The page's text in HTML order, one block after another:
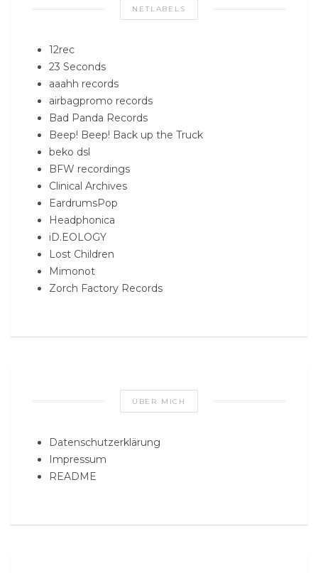
NETLABELS
12rec
23 Seconds
aaahh records
airbagpromo records
Bad Panda Records
Beep! Beep! Back up the Truck
beko dsl
BFW recordings
Clinical Archives
EardrumsPop
Headphonica
iD.EOLOGY
Lost Children
Mimonot
Zorch Factory Records
ÜBER MICH
Datenschutzerklärung
Impressum
README